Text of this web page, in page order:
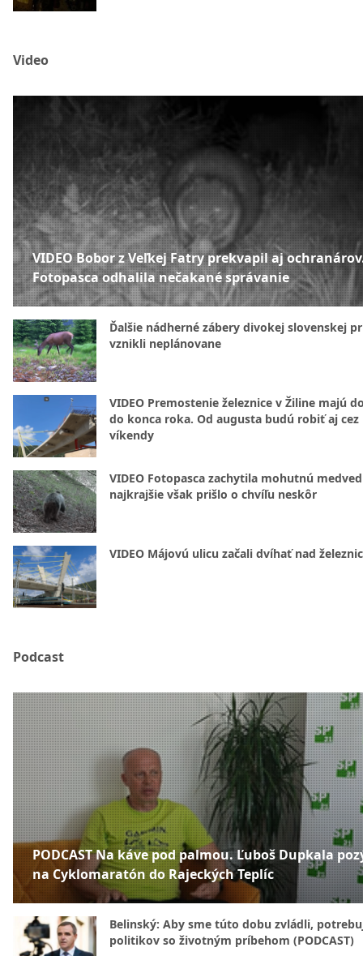
Video
VIDEO Bobor z Veľkej Fatry prekvapil aj
Fotopasca odhalila nečakané správanie
Ďalšie nádherné zábery divokej slovenskej
vznikli neplánovane
VIDEO Premostenie železnice v Žiline majú
do konca roka. Od augusta budú robiť aj cez
víkendy
VIDEO Fotopasca zachytila mohutnú
najkrajšie však prišlo o chvíľu neskôr
VIDEO Májovú ulicu začali dvíhať nad
Podcast
PODCAST Na káve pod palmou. Ľuboš Dupkala
na Cyklomaratón do Rajeckých Teplíc
Belinský: Aby sme túto dobu zvládli,
politikov so životným príbehom (PODCAST)